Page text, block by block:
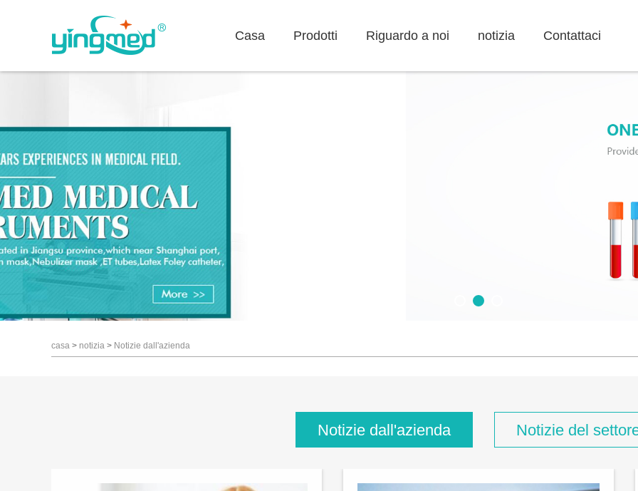
Casa Prodotti Riguardo a noi notizia Contattaci
casa > notizia > Notizie dall'azienda
Notizie dall'azienda Notizie del